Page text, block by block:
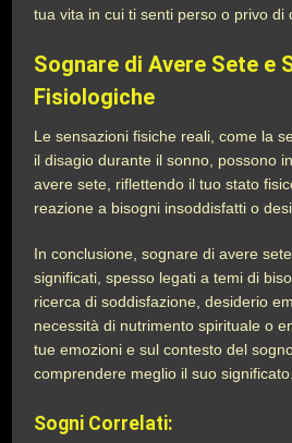
tua vita in cui ti senti perso o privo di
Sognare di Avere Sete e
Fisiologiche
Le sensazioni fisiche reali, come la
il disagio durante il sonno, possono
avere sete, riflettendo il tuo stato
reazione a bisogni insoddisfatti o
In conclusione, sognare di avere
significati, spesso legati a temi di
ricerca di soddisfazione, desiderio
necessità di nutrimento spirituale o
tue emozioni e sul contesto del
comprendere meglio il suo significato.
Sogni Correlati: